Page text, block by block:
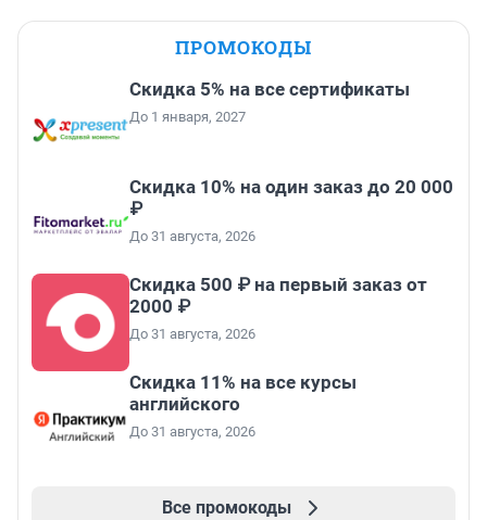
ПРОМОКОДЫ
Скидка 5% на все сертификаты
До 1 января, 2027
Скидка 10% на один заказ до 20 000
₽
До 31 августа, 2026
Скидка 500 ₽ на первый заказ от
2000 ₽
До 31 августа, 2026
Скидка 11% на все курсы
английского
До 31 августа, 2026
Все промокоды